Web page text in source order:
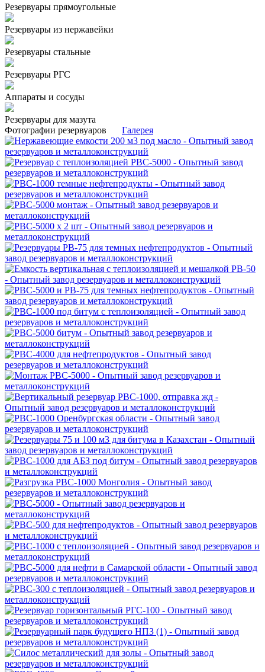
Резервуары прямоугольные
Резервуары из нержавейки
Резервуары стальные
Резервуары РГС
Аппараты и сосуды
Резервуары для мазута
Фотографии резервуаров
Галерея